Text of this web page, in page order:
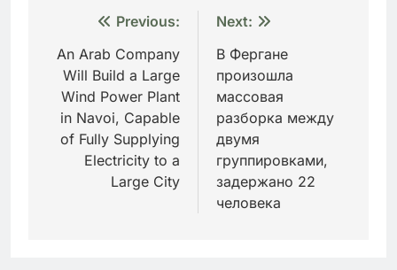
Навигация
по
записям
Previous:
An Arab Company
Will Build a Large
Wind Power Plant
in Navoi, Capable
of Fully Supplying
Electricity to a
Large City
Next:
В Фергане
произошла
массовая
разборка между
двумя
группировками,
задержано 22
человека